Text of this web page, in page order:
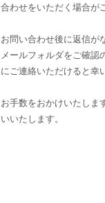
合わせをいただく場合が
お問い合わせ後に返信が
メールフォルダをご確認
にご連絡いただけると幸
お手数をおかけいたしま
いいたします。